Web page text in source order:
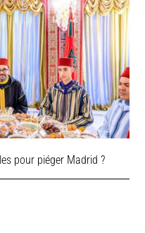
pour piéger Madrid ?